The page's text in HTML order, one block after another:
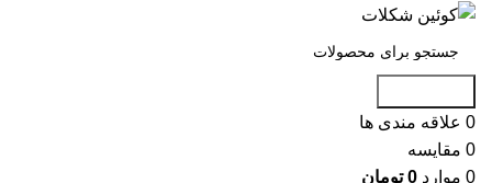
0 علاقه مندی ها
0 مقایسه
0 موارد 0 تومان